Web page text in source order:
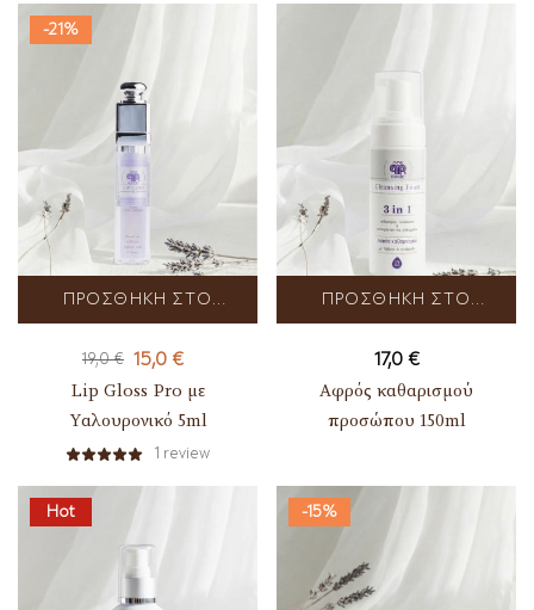
-21%
ΠΡΟΣΘΉΚΗ ΣΤΟ
19,0€ 15,0 €
Lip Gloss Pro με
Yαλουρονικό 5ml
1 review
ΠΡΟΣΘΉΚΗ ΣΤΟ
17,0 €
Αφρός καθαρισμού
προσώπου 150ml
Hot -15%